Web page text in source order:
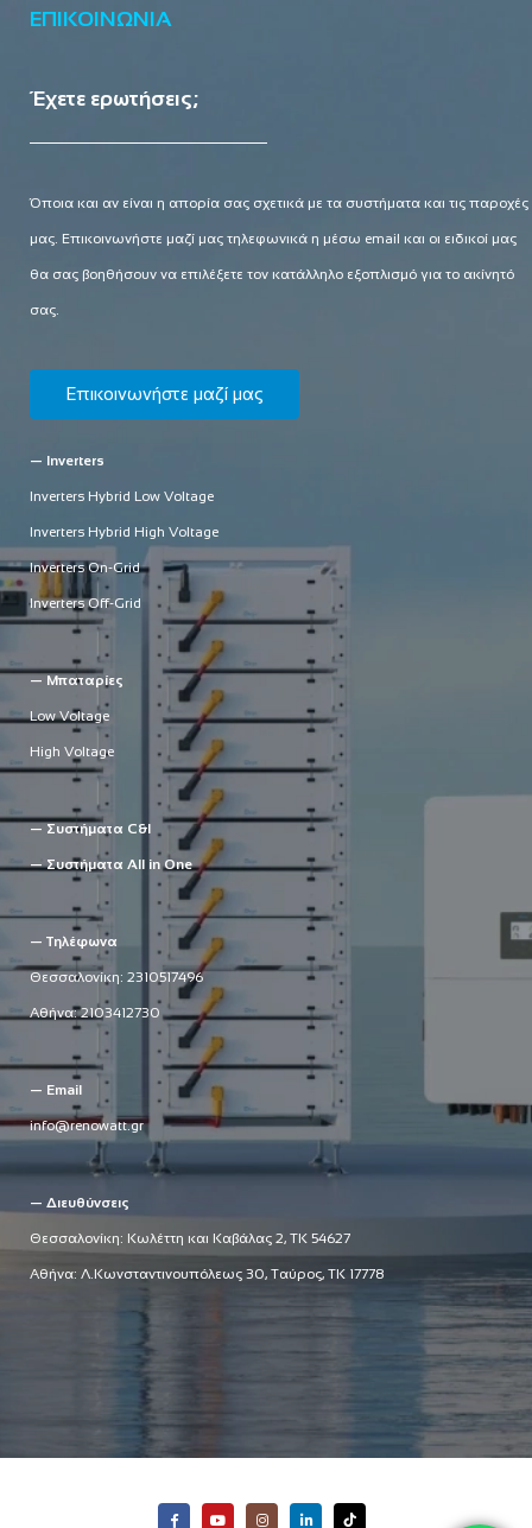
ΕΠΙΚΟΙΝΩΝΙΑ
Έχετε ερωτήσεις;
Όποια και αν είναι η απορία σας σχετικά με τα συστήματα και τις παροχές
μας. Επικοινωνήστε μαζί μας τηλεφωνικά η μέσω email και οι ειδικοί μας
θα σας βοηθήσουν να επιλέξετε τον κατάλληλο εξοπλισμό για το ακίνητό
σας.
Επικοινωνήστε μαζί μας
— Inverters
Inverters Hybrid Low Voltage
Inverters Hybrid High Voltage
Inverters On-Grid
Inverters Off-Grid
— Μπαταρίες
Low Voltage
High Voltage
— Συστήματα C&I
— Συστήματα All in One
— Τηλέφωνα
Θεσσαλονίκη: 2310517496
Αθήνα:2103412730
— Email
info@renowatt.gr
— Διευθύνσεις
Θεσσαλονίκη: Κωλέττη και Καβάλας 2, ΤΚ 54627
Αθήνα: Λ.Κωνσταντινουπόλεως 30, Ταύρος, ΤΚ 17778